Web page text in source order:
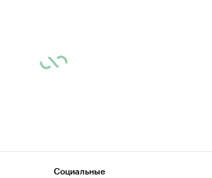
Социальные